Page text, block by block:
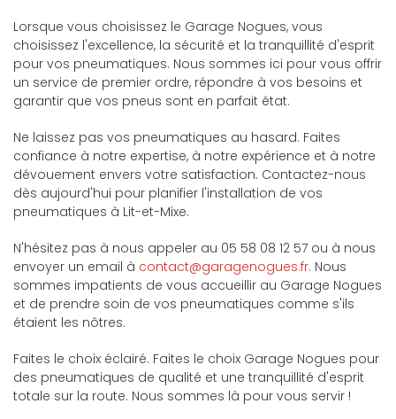
Lorsque vous choisissez le Garage Nogues, vous
choisissez l'excellence, la sécurité et la tranquillité d'esprit
pour vos pneumatiques. Nous sommes ici pour vous offrir
un service de premier ordre, répondre à vos besoins et
garantir que vos pneus sont en parfait état.
Ne laissez pas vos pneumatiques au hasard. Faites
confiance à notre expertise, à notre expérience et à notre
dévouement envers votre satisfaction. Contactez-nous
dès aujourd'hui pour planifier l'installation de vos
pneumatiques à Lit-et-Mixe.
N'hésitez pas à nous appeler au 05 58 08 12 57 ou à nous
envoyer un email à contact@garagenogues.fr. Nous
sommes impatients de vous accueillir au Garage Nogues
et de prendre soin de vos pneumatiques comme s'ils
étaient les nôtres.
Faites le choix éclairé. Faites le choix Garage Nogues pour
des pneumatiques de qualité et une tranquillité d'esprit
totale sur la route. Nous sommes là pour vous servir !